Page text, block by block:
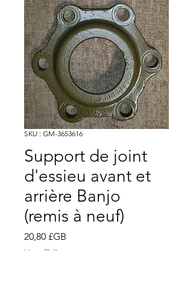
SKU : GM-3653616
Support de joint
d'essieu avant et
arrière Banjo
(remis à neuf)
20,80 £GB
Hors TVA